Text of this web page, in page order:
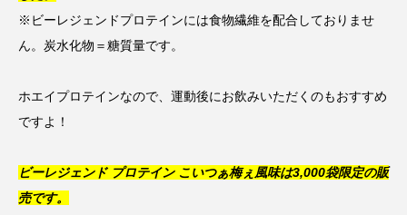
※ビーレジェンドプロテインには食物繊維を配合しておりませ
ん。炭水化物＝糖質量です。
ホエイプロテインなので、運動後にお飲みいただくのもおすすめ
ですよ！
ビーレジェンド プロテイン こいつぁ梅ぇ風味は3,000袋限定の販
売です。